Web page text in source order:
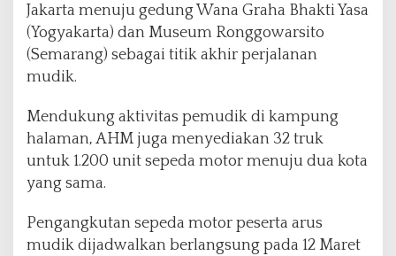
n
D
u
k
u
u
k
Jakarta menuju gedung Wana Graha Bhakti Yasa
(Yogyakarta) dan Museum Ronggowarsito
(Semarang) sebagai titik akhir perjalanan
mudik.
Mendukung aktivitas pemudik di kampung
halaman, AHM juga menyediakan 32 truk
untuk 1.200 unit sepeda motor menuju dua kota
yang sama.
Pengangkutan sepeda motor peserta arus
mudik dijadwalkan berlangsung pada 12 Maret